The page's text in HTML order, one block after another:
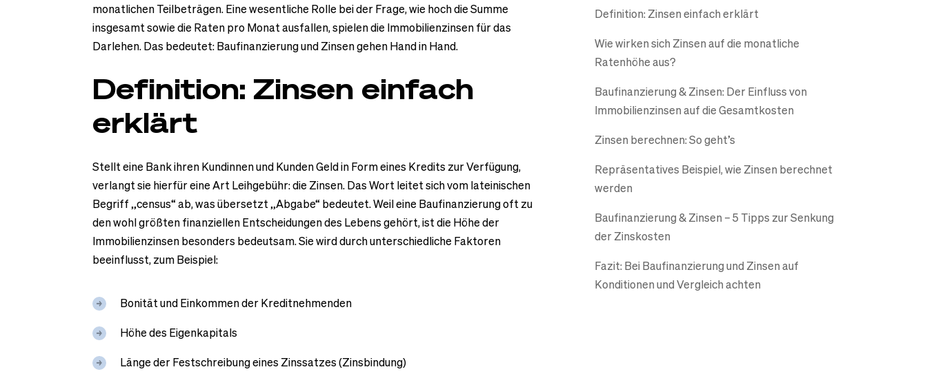
Definition: Zinsen einfach erklärt
Wie wirken sich Zinsen auf die monatliche
Ratenhöhe aus?
Baufinanzierung & Zinsen: Der Einfluss von
Immobilienzinsen auf die Gesamtkosten
Zinsen berechnen: So geht’s
Repräsentatives Beispiel, wie Zinsen berechnet
werden
Baufinanzierung & Zinsen – 5 Tipps zur Senkung
der Zinskosten
Fazit: Bei Baufinanzierung und Zinsen auf
Konditionen und Vergleich achten
monatlichen Teilbeträgen. Eine wesentliche Rolle bei der Frage, wie hoch die Summe
insgesamt sowie die Raten pro Monat ausfallen, spielen die Immobilienzinsen für das
Darlehen. Das bedeutet: Baufinanzierung und Zinsen gehen Hand in Hand.
Definition: Zinsen einfach
erklärt
Stellt eine Bank ihren Kundinnen und Kunden Geld in Form eines Kredits zur Verfügung,
verlangt sie hierfür eine Art Leihgebühr: die Zinsen. Das Wort leitet sich vom lateinischen
Begriff „census“ ab, was übersetzt „Abgabe“ bedeutet. Weil eine Baufinanzierung oft zu
den wohl größten finanziellen Entscheidungen des Lebens gehört, ist die Höhe der
Immobilienzinsen besonders bedeutsam. Sie wird durch unterschiedliche Faktoren
beeinflusst, zum Beispiel:
Bonität und Einkommen der Kreditnehmenden
Höhe des Eigenkapitals
Länge der Festschreibung eines Zinssatzes (Zinsbindung)